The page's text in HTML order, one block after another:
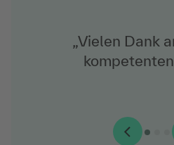
„Vielen Dank
kompetenten